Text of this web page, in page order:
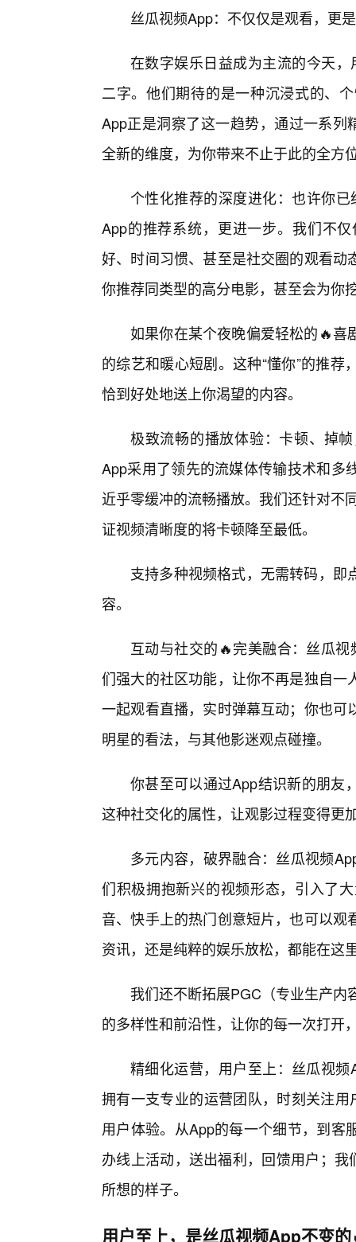
丝瓜视频App：不仅仅是观看，更
在数字娱乐日益成为主流的今天
二字。他们期待的是一种沉浸式的、
App正是洞察了这一趋势，通过一系列
全新的维度，为你带来不止于此的全方
个性化推荐的深度进化：也许你
App的推荐系统，更进一步。我们不
好、时间习惯、甚至是社交圈的观看
你推荐同类型的高分电影，甚至会为你
如果你在某个夜晚偏爱轻松的🔥喜
的综艺和暖心短剧。这种“懂你”的推
恰到好处地送上你渴望的内容。
极致流畅的播放体验：卡顿、掉
App采用了领先的流媒体传输技术和多
近乎零缓冲的流畅播放。我们还针对不
证视频清晰度的将卡顿降至最低。
支持多种视频格式，无需转码，
容。
互动与社交的🔥完美融合：丝瓜
们强大的社区功能，让你不再是独自
一起观看直播，实时弹幕互动；你也
明星的看法，与其他影迷观点碰撞。
你甚至可以通过App结识新的朋友
这种社交化的属性，让观影过程变得更
多元内容，破界融合：丝瓜视频
们积极拥抱新兴的视频形态，引入了
音、快手上的热门创意短片，也可以
资讯，还是纯粹的娱乐放松，都能在这
我们还不断拓展PGC（专业生产
的多样性和前沿性，让你的每一次打开
精细化运营，用户至上：丝瓜视
拥有一支专业的运营团队，时刻关注
用户体验。从App的每一个细节，到客
办线上活动，送出福利，回馈用户；
所想的样子。
用户至上，是丝瓜视频App不变